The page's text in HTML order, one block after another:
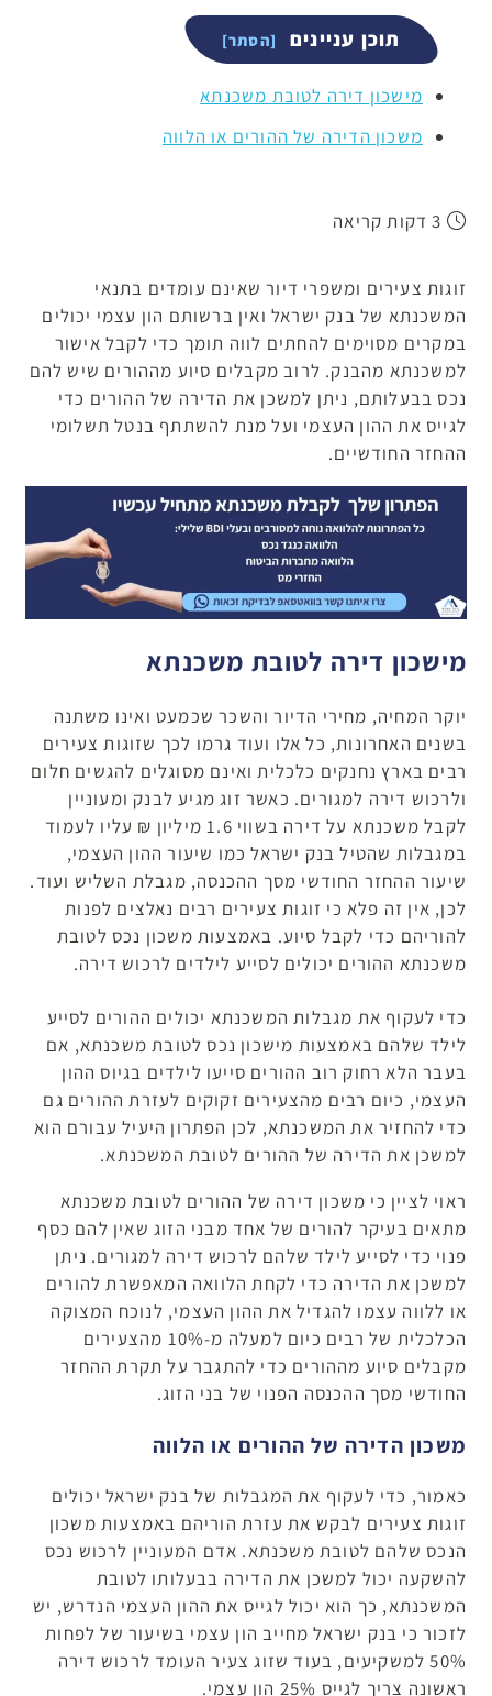
תוכן עניינים
מישכון דירה לטובת משכנתא
משכון הדירה של ההורים או הלווה
זוגות צעירים ומשפרי דיור שאינם עומדים בתנאי
המשכנתא של בנק ישראל ואין ברשותם הון עצמי יכולים
במקרים מסוימים להחתים לווה תומך כדי לקבל אישור
למשכנתא מהבנק. לרוב מקבלים סיוע מההורים שיש להם
נכס בבעלותם, ניתן למשכן את הדירה של ההורים כדי
לגייס את ההון העצמי ועל מנת להשתתף בנטל תשלומי
ההחזר החודשיים.
מישכון דירה לטובת משכנתא
יוקר המחיה, מחירי הדיור והשכר שכמעט ואינו משתנה
בשנים האחרונות, כל אלו ועוד גרמו לכך שזוגות צעירים
רבים בארץ נחנקים כלכלית ואינם מסוגלים להגשים חלום
ולרכוש דירה למגורים. כאשר זוג מגיע לבנק ומעוניין
לקבל משכנתא על דירה בשווי 1.6 מיליון ₪ עליו לעמוד
במגבלות שהטיל בנק ישראל כמו שיעור ההון העצמי,
שיעור ההחזר החודשי מסך ההכנסה, מגבלת השליש ועוד.
לכן, אין זה פלא כי זוגות צעירים רבים נאלצים לפנות
להוריהם כדי לקבל סיוע. באמצעות משכון נכס לטובת
משכנתא ההורים יכולים לסייע לילדים לרכוש דירה.
כדי לעקוף את מגבלות המשכנתא יכולים ההורים לסייע
לילד שלהם באמצעות מישכון נכס לטובת משכנתא, אם
בעבר הלא רחוק רוב ההורים סייעו לילדים בגיוס ההון
העצמי, כיום רבים מהצעירים זקוקים לעזרת ההורים גם
כדי להחזיר את המשכנתא, לכן הפתרון היעיל עבורם הוא
למשכן את הדירה של ההורים לטובת המשכנתא.
ראוי לציין כי משכון דירה של ההורים לטובת משכנתא
מתאים בעיקר להורים של אחד מבני הזוג שאין להם כסף
פנוי כדי לסייע לילד שלהם לרכוש דירה למגורים. ניתן
למשכן את הדירה כדי לקחת הלוואה המאפשרת להורים
או ללווה עצמו להגדיל את ההון העצמי, לנוכח המצוקה
הכלכלית של רבים כיום למעלה מ-10% מהצעירים
מקבלים סיוע מההורים כדי להתגבר על תקרת ההחזר
החודשי מסך ההכנסה הפנוי של בני הזוג.
משכון הדירה של ההורים או הלווה
כאמור, כדי לעקוף את המגבלות של בנק ישראל יכולים
זוגות צעירים לבקש את עזרת הוריהם באמצעות משכון
הנכס שלהם לטובת משכנתא. אדם המעוניין לרכוש נכס
להשקעה יכול למשכן את הדירה בבעלותו לטובת
המשכנתא, כך הוא יכול לגייס את ההון העצמי הנדרש, יש
לזכור כי בנק ישראל מחייב הון עצמי בשיעור של לפחות
50% למשקיעים, בעוד שזוג צעיר העומד לרכוש דירה
ראשונה צריך לגייס 25% הון עצמי.